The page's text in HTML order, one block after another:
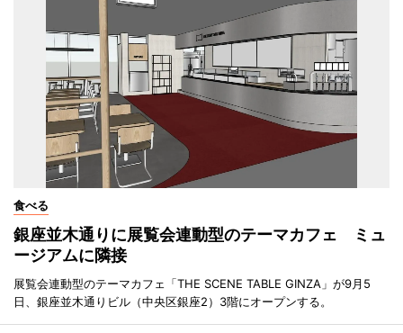
食べる
銀座並木通りに展覧会連動型のテーマカフェ ミュ
ージアムに隣接
展覧会連動型のテーマカフェ「THE SCENE TABLE GINZA」が9月5
日、銀座並木通りビル（中央区銀座2）3階にオープンする。